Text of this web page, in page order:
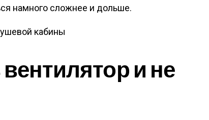
намного сложнее и дольше.
и не